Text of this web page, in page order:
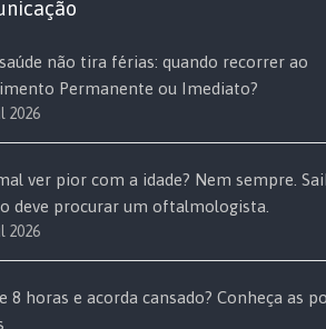
não tira férias: quando recorrer ao
Permanente ou Imediato?
2026
ver pior com a idade? Nem sempre.
deve procurar um oftalmologista.
2026
8 horas e acorda cansado? Conheça as